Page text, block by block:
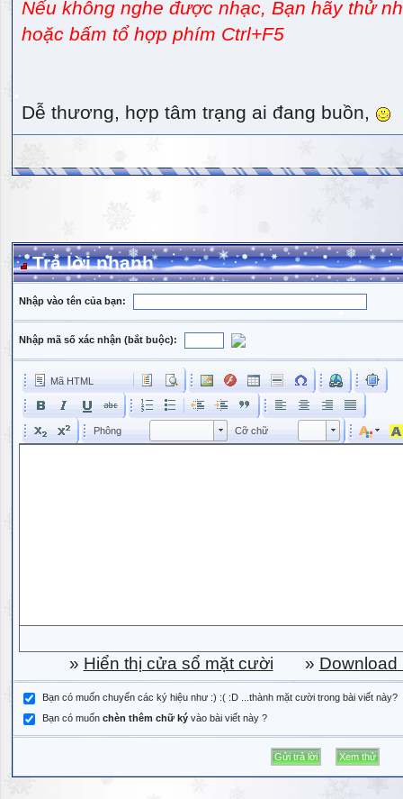
Nếu không nghe được nhạc, Bạn hãy thử
hoặc bấm tổ hợp phím Ctrl+F5
Dễ thương, hợp tâm trạng ai đang buồn,
Trả lời nhanh
Nhập vào tên của bạn:
Nhập mã số xác nhận (bắt buộc):
Mã HTML
Phông Phông Cỡ chữ Kích cỡ phông
» Hiển thị cửa sổ mặt cười » Download
Bạn có muốn chuyển các ký hiệu như :) :( :D ...thành mặt cười trong bài viết này?
Bạn có muốn chèn thêm chữ ký vào bài viết này ?